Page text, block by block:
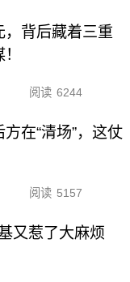
，背后藏着三重
阅读 6244
在“清场”，这仗
阅读 5157
又惹了大麻烦